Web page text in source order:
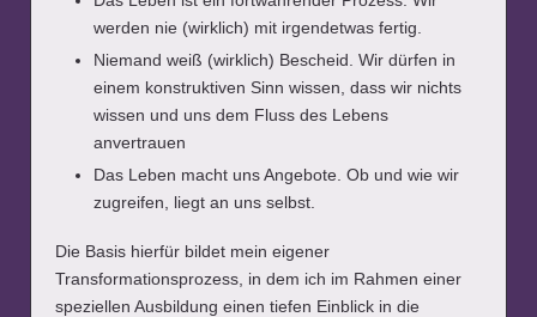
werden nie (wirklich) mit irgendetwas fertig.
Niemand weiß (wirklich) Bescheid. Wir dürfen in
einem konstruktiven Sinn wissen, dass wir nichts
wissen und uns dem Fluss des Lebens
anvertrauen
Das Leben macht uns Angebote. Ob und wie wir
zugreifen, liegt an uns selbst.
Die Basis hierfür bildet mein eigener
Transformationsprozess, in dem ich im Rahmen einer
speziellen Ausbildung einen tiefen Einblick in die